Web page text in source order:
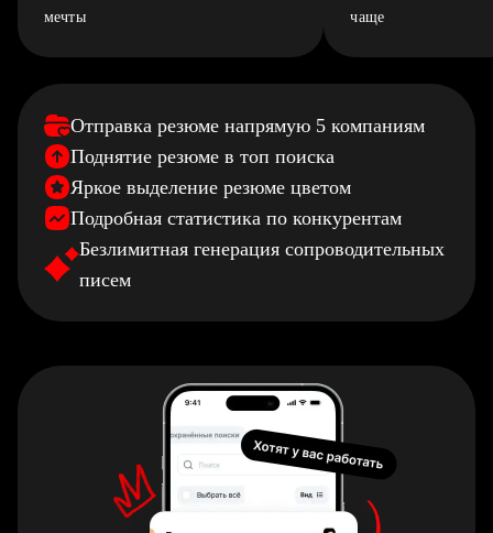
мечты
чаще
Отправка резюме напрямую 5 компаниям
Поднятие резюме в топ поиска
Яркое выделение резюме цветом
Подробная статистика по конкурентам
Безлимитная генерация сопроводительных
писем